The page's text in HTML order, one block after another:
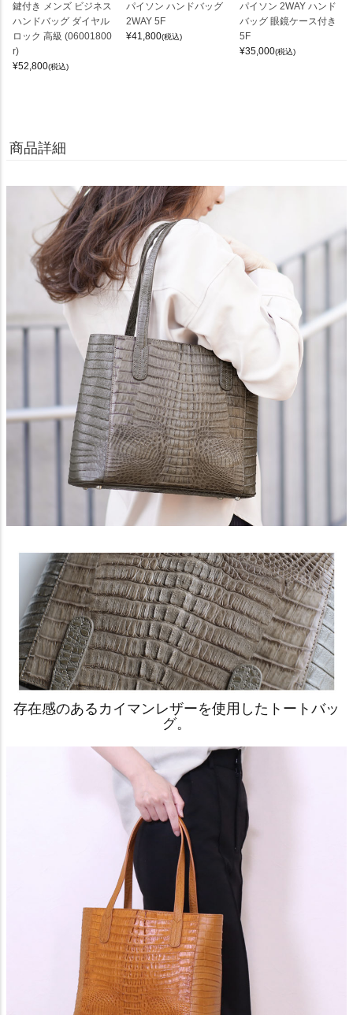
鍵付き メンズ ビジネス
ハンドバッグ ダイヤル
ロック 高級 (06001800
r)
¥52,800(税込)
パイソン ハンドバッグ
2WAY 5F
¥41,800(税込)
パイソン 2WAY ハンド
バッグ 眼鏡ケース付き
5F
¥35,000(税込)
商品詳細
存在感のあるカイマンレザーを使用したトートバッ
グ。